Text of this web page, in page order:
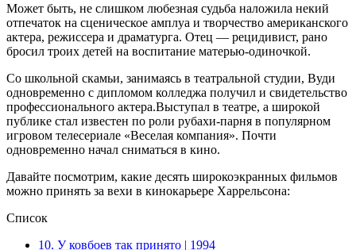
Может быть, не слишком любезная судьба наложила некий
отпечаток на сценическое амплуа и творчество американского
актера, режиссера и драматурга. Отец — рецидивист, рано
бросил троих детей на воспитание матерью-одиночкой.
Со школьной скамьи, занимаясь в театральной студии, Вуди
одновременно с дипломом колледжа получил и свидетельство
профессионального актера.Выступал в театре, а широкой
публике стал известен по роли рубахи-парня в популярном
игровом телесериале «Веселая компания». Почти
одновременно начал сниматься в кино.
Давайте посмотрим, какие десять широкоэкранных фильмов
можно принять за вехи в кинокарьере Харрельсона:
Список
10. У ковбоев так принято | 1994